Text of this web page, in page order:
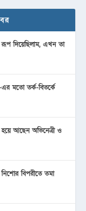
দিয়েছিলাম, এখন তা
এর মতো তর্ক-বিতর্কে
হয়ে আছেন অভিনেত্রী ও
বিপরীতে তমা